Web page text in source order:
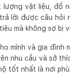
lượng vật liệu, đồ
lời được câu
mà không sợ bị
mình và gia đình
nhu cầu và sở
tốt nhất là nơi